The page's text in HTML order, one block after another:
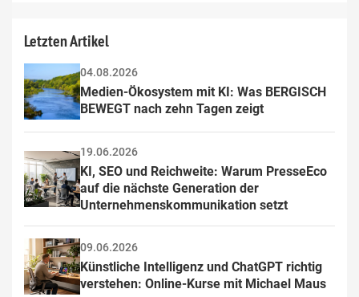
Letzten Artikel
04.08.2026
Medien-Ökosystem mit KI: Was BERGISCH
BEWEGT nach zehn Tagen zeigt
19.06.2026
KI, SEO und Reichweite: Warum PresseEco
auf die nächste Generation der
Unternehmenskommunikation setzt
09.06.2026
Künstliche Intelligenz und ChatGPT richtig
verstehen: Online-Kurse mit Michael Maus